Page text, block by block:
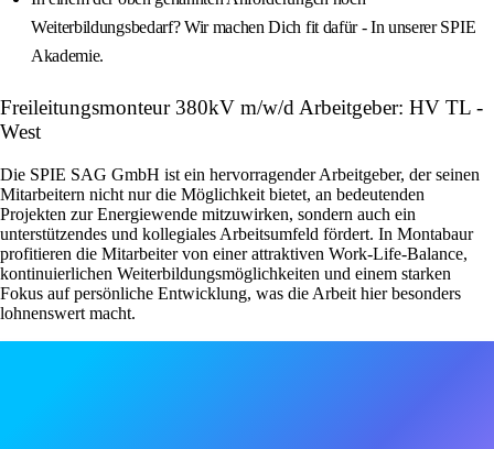
Weiterbildungsbedarf? Wir machen Dich fit dafür - In unserer SPIE
Akademie.
Freileitungsmonteur 380kV m/w/d Arbeitgeber: HV TL -
West
Die SPIE SAG GmbH ist ein hervorragender Arbeitgeber, der seinen
Mitarbeitern nicht nur die Möglichkeit bietet, an bedeutenden
Projekten zur Energiewende mitzuwirken, sondern auch ein
unterstützendes und kollegiales Arbeitsumfeld fördert. In Montabaur
profitieren die Mitarbeiter von einer attraktiven Work-Life-Balance,
kontinuierlichen Weiterbildungsmöglichkeiten und einem starken
Fokus auf persönliche Entwicklung, was die Arbeit hier besonders
lohnenswert macht.